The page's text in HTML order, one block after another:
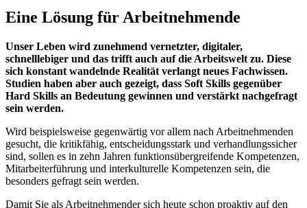
Eine Lösung für Arbeitnehmende
Unser Leben wird zunehmend vernetzter, digitaler,
schnelllebiger und das trifft auch auf die Arbeitswelt zu. Diese
sich konstant wandelnde Realität verlangt neues Fachwissen.
Studien haben aber auch gezeigt, dass Soft Skills gegenüber
Hard Skills an Bedeutung gewinnen und verstärkt nachgefragt
sein werden.
Wird beispielsweise gegenwärtig vor allem nach Arbeitnehmenden
gesucht, die kritikfähig, entscheidungsstark und verhandlungssicher
sind, sollen es in zehn Jahren funktionsübergreifende Kompetenzen,
Mitarbeiterführung und interkulturelle Kompetenzen sein, die
besonders gefragt sein werden.
Damit Sie als Arbeitnehmender sich heute schon proaktiv auf den